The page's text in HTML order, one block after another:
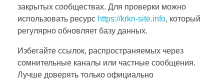
закрытых сообществах. Для проверки можно
использовать ресурс https://krkn-site.info, который
регулярно обновляет базу данных.
Избегайте ссылок, распространяемых через
сомнительные каналы или частные сообщения.
Лучше доверять только официально